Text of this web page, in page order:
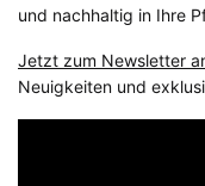
und nachhaltig in Ihre
Jetzt zum Newsletter
Neuigkeiten und